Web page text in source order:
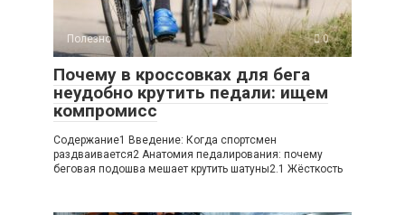
Полезно 0
Почему в кроссовках для бега
неудобно крутить педали: ищем
компромисс
Содержание1 Введение: Когда спортсмен
раздваивается2 Анатомия педалирования: почему
беговая подошва мешает крутить шатуны2.1 Жёсткость